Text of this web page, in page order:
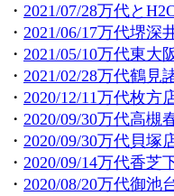
・ 2021/07/28万代と
・ 2021/06/17万代堺深
・ 2021/05/10万代東大
・ 2021/02/28万代鶴見
・ 2020/12/11万代枚方
・ 2020/09/30万代高槻
・ 2020/09/30万代貝塚
・ 2020/09/14万代香芝
・ 2020/08/20万代御池